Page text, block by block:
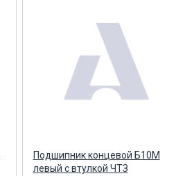
Подшипник концевой Б10М
левый с втулкой ЧТЗ